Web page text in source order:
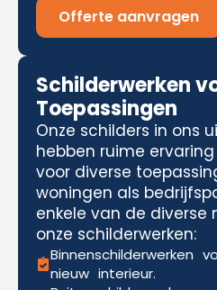
Offerte aanvragen
Schilderwerken
Toepassingen
Onze schilders in ons
hebben ruime
voor diverse
woningen als
enkele van de diverse
onze schilderwerken:
Binnenschilderwerken
nieuw interieur.